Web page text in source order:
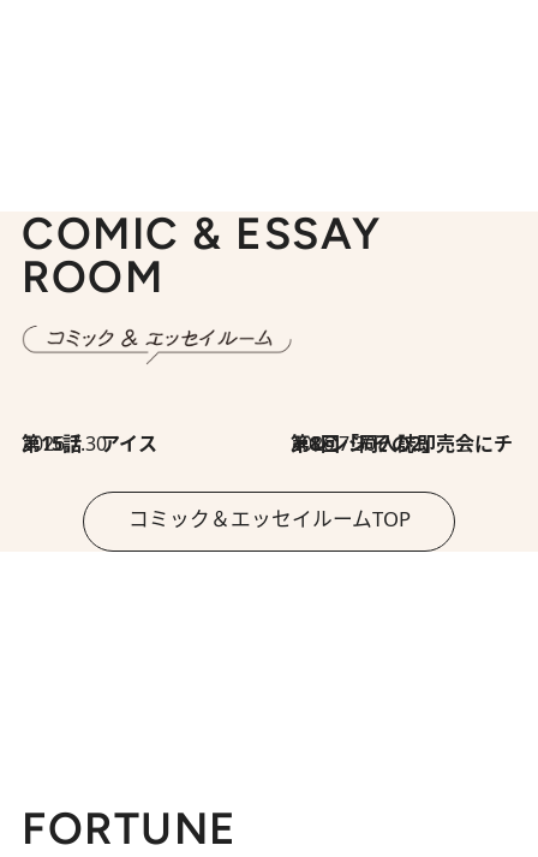
COMIC & ESSAY
ROOM
2026.7.30
第15話 アイス 2026.7.30
第8回「同人誌即売会にチャレンジ その2」
コミック＆エッセイルームTOP
FORTUNE